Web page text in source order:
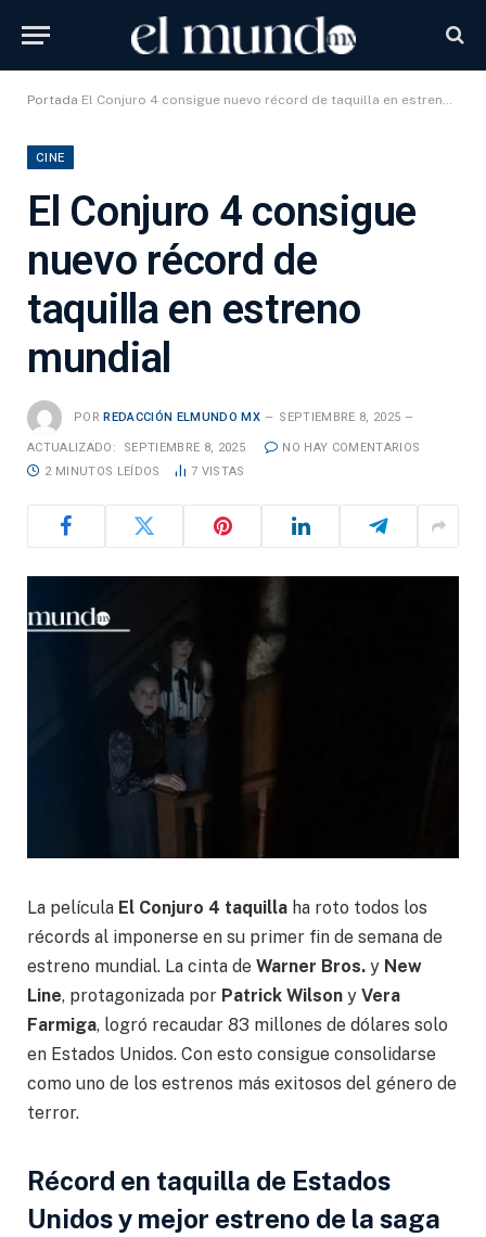
Portada El Conjuro 4 consigue nuevo récord de taquilla en estreno mundial
CINE
El Conjuro 4 consigue
nuevo récord de
taquilla en estreno
mundial
POR REDACCIÓN ELMUNDO MX SEPTIEMBRE 8, 2025
ACTUALIZADO: SEPTIEMBRE 8, 2025
NO HAY COMENTARIOS
2 MINUTOS LEÍDOS
7 VISTAS
La película El Conjuro 4 taquilla ha roto todos los
récords al imponerse en su primer fin de semana de
estreno mundial. La cinta de Warner Bros. y New
Line, protagonizada por Patrick Wilson y Vera
Farmiga, logró recaudar 83 millones de dólares solo
en Estados Unidos. Con esto consigue consolidarse
como uno de los estrenos más exitosos del género de
terror.
Récord en taquilla de Estados
Unidos y mejor estreno de la saga